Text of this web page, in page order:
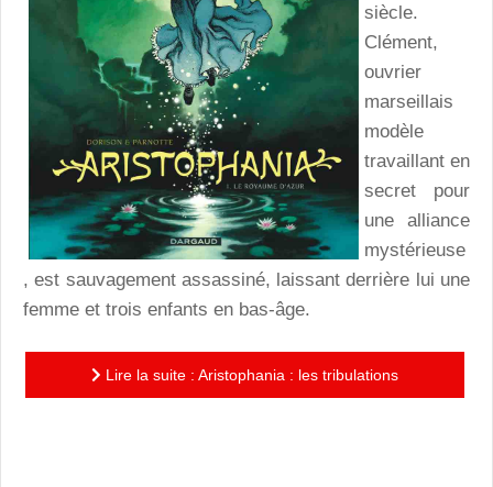
siècle.
Clément,
ouvrier
marseillais
modèle
travaillant en
secret pour
une alliance
mystérieuse
, est sauvagement assassiné, laissant derrière lui une
femme et trois enfants en bas-âge.
Lire la suite : Aristophania : les tribulations